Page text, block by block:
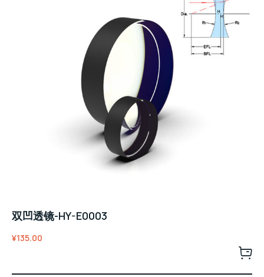
双凹透镜-HY-E0003
¥135.00